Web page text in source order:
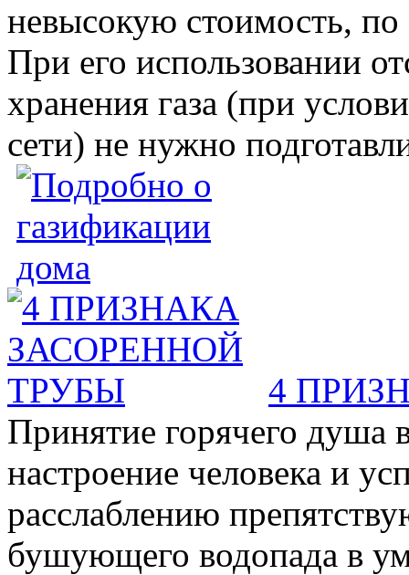
невысокую стоимость, по
При его использовании
хранения газа (при
сети) не нужно
4
Принятие горячего душа
настроение человека и
расслаблению
бушующего водопада в